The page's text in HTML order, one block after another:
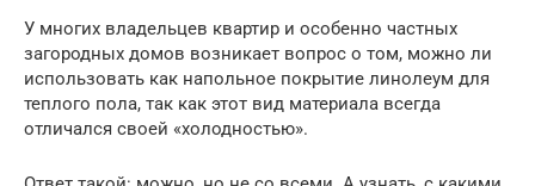
У многих владельцев квартир и особенно частных
загородных домов возникает вопрос о том, можно ли
использовать как напольное покрытие линолеум для
теплого пола, так как этот вид материала всегда
отличался своей «холодностью».